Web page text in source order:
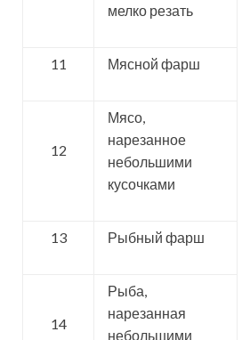
мелко резать
11 Мясной фарш
12
Мясо,
нарезанное
небольшими
кусочками
13 Рыбный фарш
14
Рыба,
нарезанная
небольшими